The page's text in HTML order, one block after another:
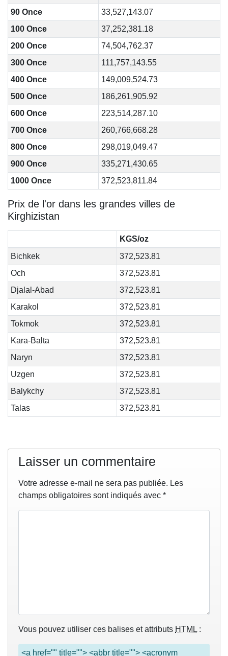
90 Once
33,527,143.07
100 Once
37,252,381.18
200 Once
74,504,762.37
300 Once
111,757,143.55
400 Once
149,009,524.73
500 Once
186,261,905.92
600 Once
223,514,287.10
700 Once
260,766,668.28
800 Once
298,019,049.47
900 Once
335,271,430.65
1000 Once
372,523,811.84
Prix de l'or dans les grandes villes de
Kirghizistan
KGS/oz
Bichkek
372,523.81
Och
372,523.81
Djalal-Abad
372,523.81
Karakol
372,523.81
Tokmok
372,523.81
Kara-Balta
372,523.81
Naryn
372,523.81
Uzgen
372,523.81
Balykchy
372,523.81
Talas
372,523.81
Laisser un commentaire
Votre adresse e-mail ne sera pas publiée. Les
champs obligatoires sont indiqués avec *
Vous pouvez utiliser ces balises et attributs HTML :
<a href="" title=""> <abbr title=""> <acronym